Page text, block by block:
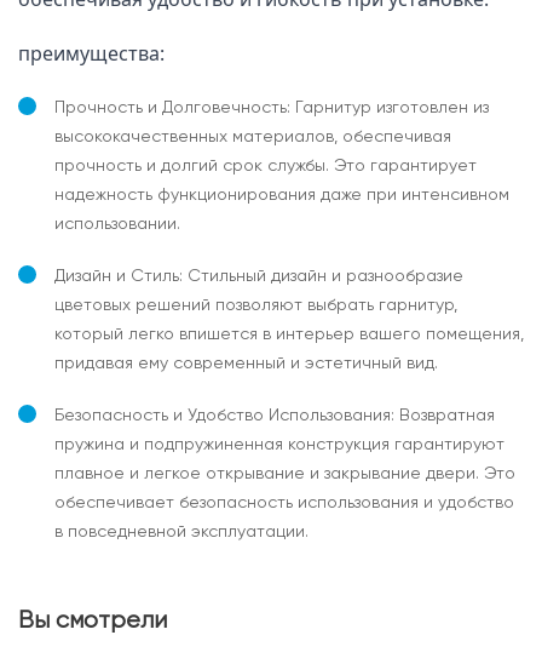
преимущества:
Прочность и Долговечность: Гарнитур изготовлен из
высококачественных материалов, обеспечивая
прочность и долгий срок службы. Это гарантирует
надежность функционирования даже при интенсивном
использовании.
Дизайн и Стиль: Стильный дизайн и разнообразие
цветовых решений позволяют выбрать гарнитур,
который легко впишется в интерьер вашего помещения,
придавая ему современный и эстетичный вид.
Безопасность и Удобство Использования: Возвратная
пружина и подпружиненная конструкция гарантируют
плавное и легкое открывание и закрывание двери. Это
обеспечивает безопасность использования и удобство
в повседневной эксплуатации.
Вы смотрели